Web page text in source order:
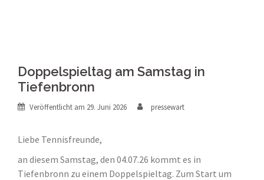
Doppelspieltag am Samstag in
Tiefenbronn
Veröffentlicht am 29. Juni 2026 pressewart
Liebe Tennisfreunde,
an diesem Samstag, den 04.07.26 kommt es in
Tiefenbronn zu einem Doppelspieltag. Zum Start um